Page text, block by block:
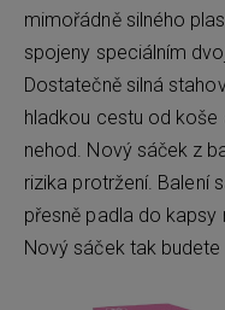
mimořádně silného
spojeny speciálním
Dostatečně silná
hladkou cestu od
nehod. Nový sáček z
rizika protržení. Balení
přesně padla do kapsy
Nový sáček tak budete